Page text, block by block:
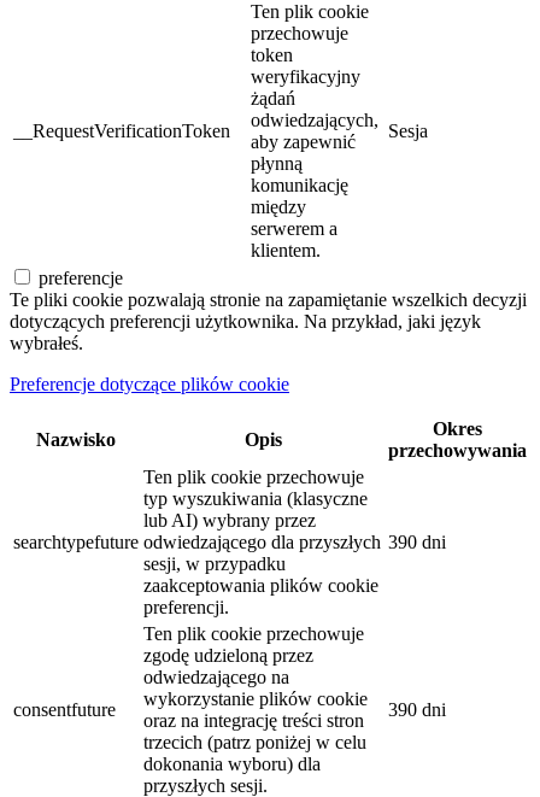
__RequestVerificationToken
Ten plik cookie
przechowuje
token
weryfikacyjny
żądań
odwiedzających,
aby zapewnić
płynną
komunikację
między
serwerem a
klientem.
Sesja
preferencje
Te pliki cookie pozwalają stronie na zapamiętanie wszelkich decyzji
dotyczących preferencji użytkownika. Na przykład, jaki język
wybrałeś.
Preferencje dotyczące plików cookie
Nazwisko Opis
Okres
przechowywania
searchtypefuture
Ten plik cookie przechowuje
typ wyszukiwania (klasyczne
lub AI) wybrany przez
odwiedzającego dla przyszłych
sesji, w przypadku
zaakceptowania plików cookie
preferencji.
390 dni
consentfuture
Ten plik cookie przechowuje
zgodę udzieloną przez
odwiedzającego na
wykorzystanie plików cookie
oraz na integrację treści stron
trzecich (patrz poniżej w celu
dokonania wyboru) dla
przyszłych sesji.
390 dni